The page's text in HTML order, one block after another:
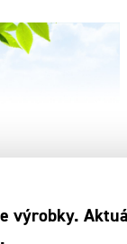
výrobky.